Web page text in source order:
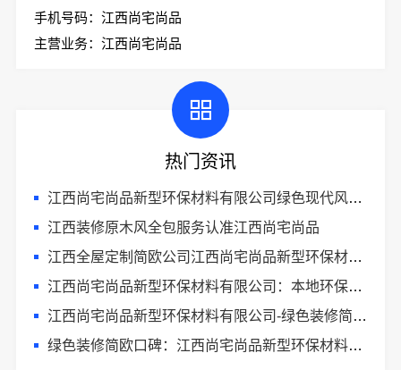
手机号码：江西尚宅尚品
主营业务：江西尚宅尚品
热门资讯
江西尚宅尚品新型环保材料有限公司绿色现代风格靠谱吗
江西装修原木风全包服务认准江西尚宅尚品
江西全屋定制简欧公司江西尚宅尚品新型环保材料有限公司
江西尚宅尚品新型环保材料有限公司：本地环保全屋定制施工队
江西尚宅尚品新型环保材料有限公司-绿色装修简欧口碑
绿色装修简欧口碑：江西尚宅尚品新型环保材料有限公司